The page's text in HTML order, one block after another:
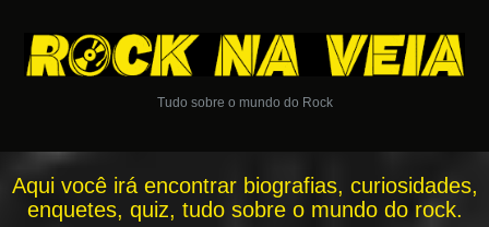
Tudo sobre o mundo do Rock
Aqui você irá encontrar biografias, curiosidades,
enquetes, quiz, tudo sobre o mundo do rock.